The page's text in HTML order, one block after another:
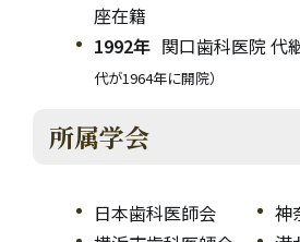
座在籍
1992年 関口歯科医院 代
代が1964年に開院）
所属学会
日本歯科医師会
神